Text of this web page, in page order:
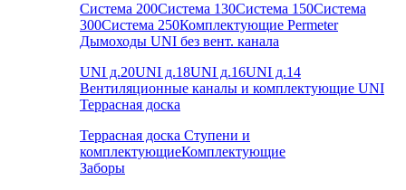
Система 200Система 130Система 150Система
300Система 250Комплектующие Permeter
Дымоходы UNI без вент. канала
UNI д.20UNI д.18UNI д.16UNI д.14
Вентиляционные каналы и комплектующие UNI
Террасная доска
Террасная доска Ступени и
комплектующиеКомплектующие
Заборы